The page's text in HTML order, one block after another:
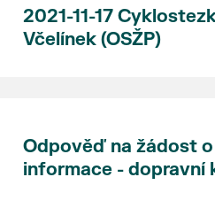
2021-11-17
Včelínek (OSŽP)
Odpověď na žádost o
informace - dopravní